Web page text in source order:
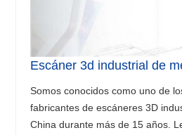
Escáner 3d industrial de
Somos conocidos como uno de
fabricantes de escáneres 3D
China durante más de 15 años.